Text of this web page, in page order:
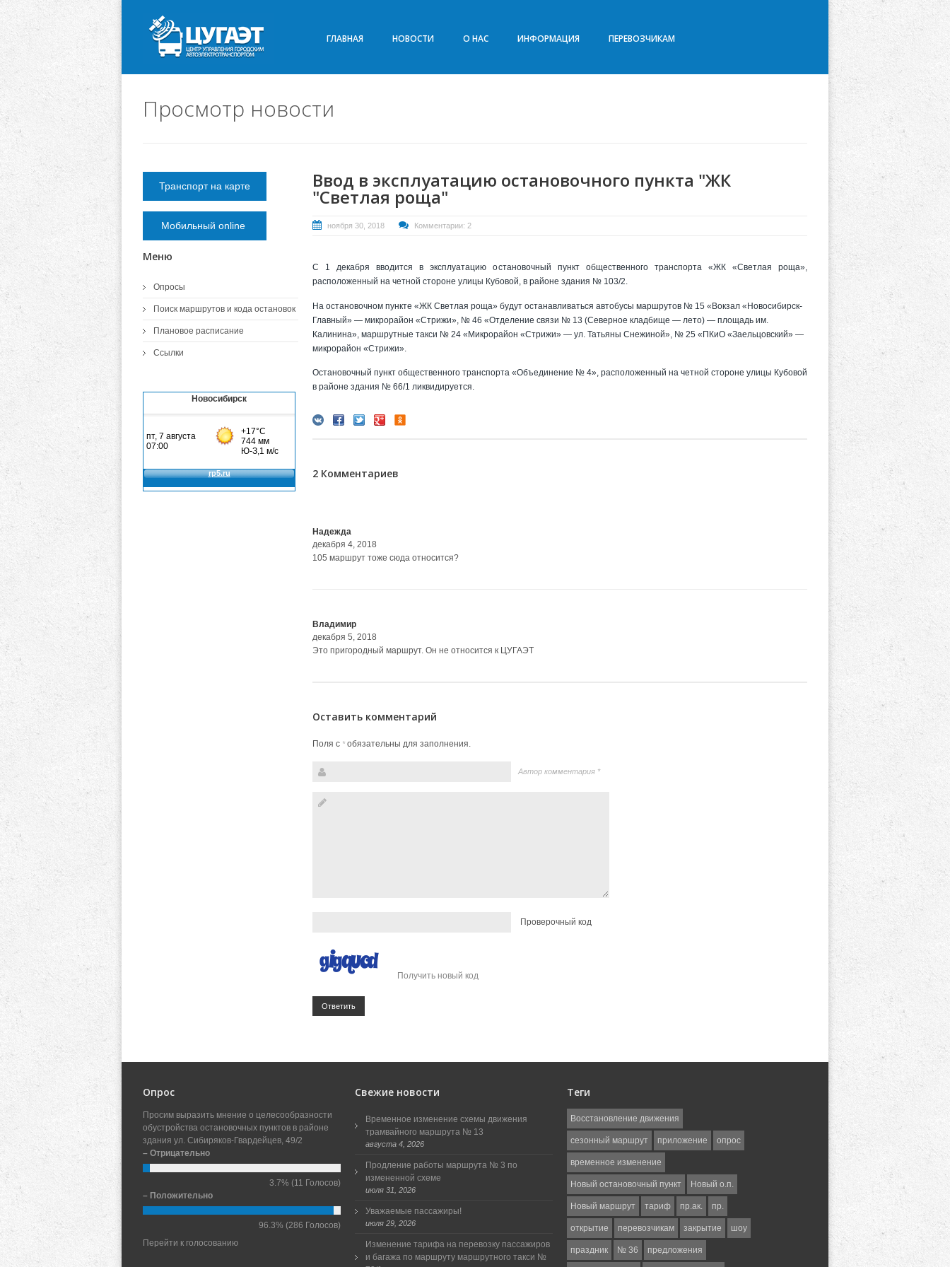
ГЛАВНАЯ НОВОСТИ О НАС ИНФОРМАЦИЯ ПЕРЕВОЗЧИКАМ
Просмотр новости
Ввод в эксплуатацию остановочного пункта "ЖК
"Светлая роща"
ноября 30, 2018 Комментарии: 2
С 1 декабря вводится в эксплуатацию остановочный пункт общественного транспорта «ЖК «Светлая роща»,
расположенный на четной стороне улицы Кубовой, в районе здания № 103/2.
На остановочном пункте «ЖК Светлая роща» будут останавливаться автобусы маршрутов № 15 «Вокзал «Новосибирск-
Главный» — микрорайон «Стрижи», № 46 «Отделение связи № 13 (Северное кладбище — лето) — площадь им.
Калинина», маршрутные такси № 24 «Микрорайон «Стрижи» — ул. Татьяны Снежиной», № 25 «ПКиО «Заельцовский» —
микрорайон «Стрижи».
Остановочный пункт общественного транспорта «Объединение № 4», расположенный на четной стороне улицы Кубовой
в районе здания № 66/1 ликвидируется.
2 Комментариев
Надежда
декабря 4, 2018
105 маршрут тоже сюда относится?
Владимир
декабря 5, 2018
Это пригородный маршрут. Он не относится к ЦУГАЭТ
Оставить комментарий
Поля с *обязательны для заполнения.
Автор комментария *
Проверочный код
Получить новый код
Ответить
Транспорт на карте
Мобильный online
Меню
Опросы
Поиск маршрутов и кода остановок
Плановое расписание
Ссылки
Новосибирск
Опрос
Просим выразить мнение о целесообразности
обустройства остановочных пунктов в районе
здания ул. Сибиряков-Гвардейцев, 49/2
– Отрицательно
3.7% (11 Голосов)
– Положительно
96.3% (286 Голосов)
Перейти к голосованию
Свежие новости
Временное изменение схемы движения
трамвайного маршрута № 13
августа 4, 2026
Продление работы маршрута № 3 по
измененной схеме
июля 31, 2026
Уважаемые пассажиры!
июля 29, 2026
Изменение тарифа на перевозку пассажиров
и багажа по маршруту маршрутного такси №
Теги
Восстановление движения
сезонный маршрут приложение опрос
временное изменение
Новый остановочный пункт Новый о.п.
Новый маршрут тариф пр.ак. пр.
открытие перевозчикам закрытие шоу
праздник № 36 предложения